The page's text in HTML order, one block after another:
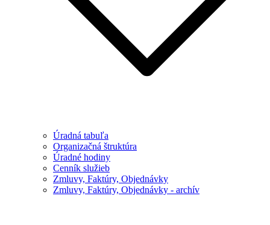
Úradná tabuľa
Organizačná štruktúra
Úradné hodiny
Cenník služieb
Zmluvy, Faktúry, Objednávky
Zmluvy, Faktúry, Objednávky - archív